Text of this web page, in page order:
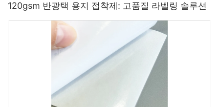
120gsm 반광택 용지 접착제: 고품질 라벨링 솔루션